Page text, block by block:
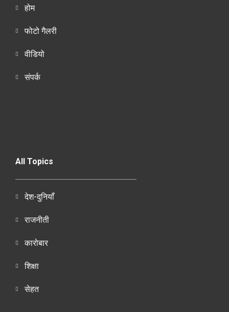
होम
फोटो गैलरी
वीडियो
संपर्क
All Topics
देश-दुनियाँ
राजनीती
कारोबार
शिक्षा
सेहत